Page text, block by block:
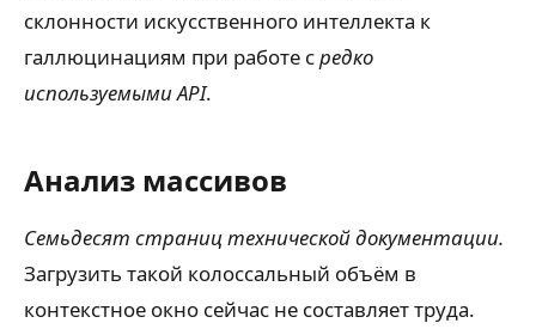
склонности искусственного интеллекта к
галлюцинациям при работе средко
используемыми API.
Анализ массивов
Семьдесят страниц технической документации.
Загрузить такой колоссальный объём в
контекстное окно сейчас не составляет труда.